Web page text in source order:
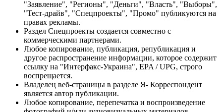
"Заявление", "Регионы", "Деньги", "Власть", "Выборы",
"Тест-драйв", "Спецпроекты", "Промо" публикуются на
правах рекламы.
Раздел Спецпроекты создается совместно с
коммерческими партнерами.
Любое копирование, публикация, републикация и
другое распространение информации, которое содержит
ссылку на "Интерфакс-Украина", EPA / UPG, строго
воспрещается.
Владелец веб-страницы в разделе Я- Корреспондент
является автор публикации.
Любое копирование, перепечатка и воспроизведение